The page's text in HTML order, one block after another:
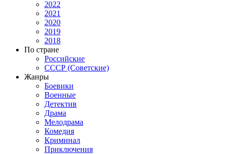
2022
2021
2020
2019
2018
По стране
Российские
СССР (Советские)
Жанры
Боевики
Военные
Детектив
Драма
Мелодрама
Комедия
Криминал
Приключения